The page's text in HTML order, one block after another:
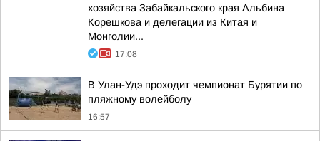
хозяйства Забайкальского края Альбина
Корешкова и делегации из Китая и
Монголии...
17:08
В Улан-Удэ проходит чемпионат Бурятии по
пляжному волейболу
16:57